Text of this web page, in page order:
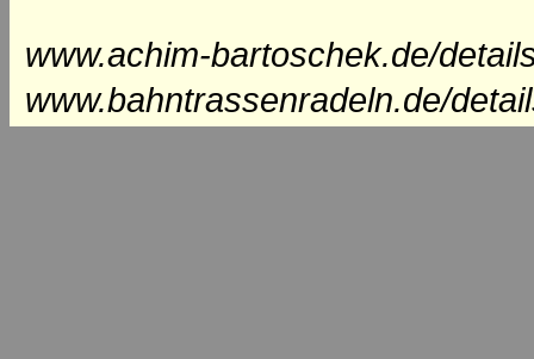
www.achim-bartoschek.de/
www.bahntrassenradeln.de/